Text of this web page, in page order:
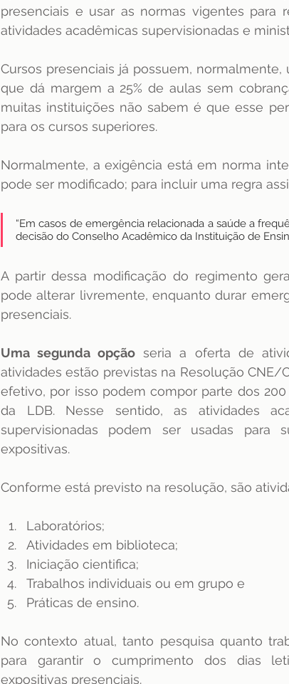
presenciais e usar as normas vigentes para
atividades acadêmicas supervisionadas e
Cursos presenciais já possuem,
que dá margem a 25% de aulas sem
muitas instituições não sabem é que esse
para os cursos superiores.
Normalmente, a exigência está em norma
pode ser modificado; para incluir uma regra
“Em casos de emergência relacionada a saúde a
decisão do Conselho Acadêmico da Instituição de
A partir dessa modificação do regimento
pode alterar livremente, enquanto durar
presenciais.
Uma segunda opção seria a oferta de
atividades estão previstas na Resolução
efetivo, por isso podem compor parte dos
da LDB. Nesse sentido, as atividades
supervisionadas podem ser usadas para
expositivas.
Conforme está previsto na resolução, são
Laboratórios;
Atividades em biblioteca;
Iniciação cientifica;
Trabalhos individuais ou em grupo e
Práticas de ensino.
No contexto atual, tanto pesquisa quanto
para garantir o cumprimento dos dias
expositivas presenciais.